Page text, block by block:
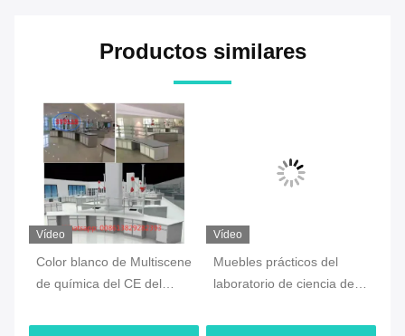
Productos similares
Vídeo
Color blanco de Multiscene
de química del CE del
trabajo durable de los
Vídeo
Muebles prácticos del
laboratorio de ciencia del
humedad para la escuela